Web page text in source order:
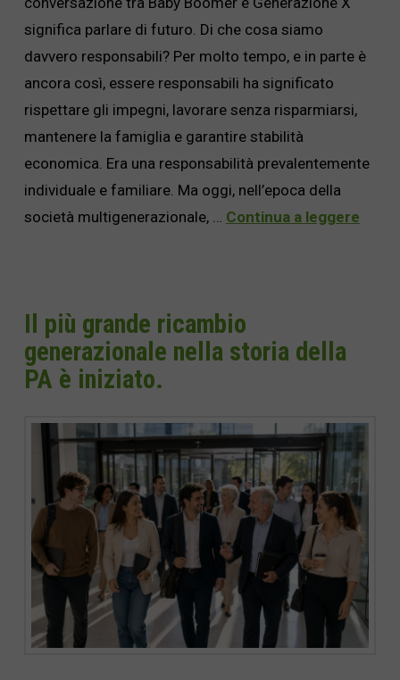
significa parlare di futuro. Di che cosa siamo
davvero responsabili? Per molto tempo, e in parte è
ancora così, essere responsabili ha significato
rispettare gli impegni, lavorare senza risparmiarsi,
mantenere la famiglia e garantire stabilità
economica. Era una responsabilità prevalentemente
individuale e familiare. Ma oggi, nell’epoca della
società multigenerazionale, … Continua a leggere
Il più grande ricambio
generazionale nella storia della
PA è iniziato.